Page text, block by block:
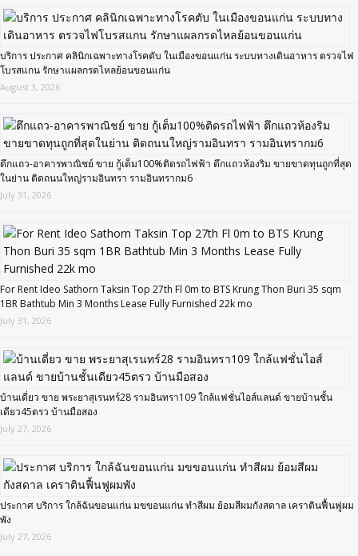
บริการ ประกาศ คลินิกเฉพาะทางโรคตับ ในเมืองขอนแก่น ระบบทางเดินอาหาร ตรวจไฟ
โบรสแกน รักษาแผลกรดไหลย้อนขอนแก่น
August 3, 2026
ตึกแถว-อาคารพาณิชย์ ขาย กู้เต็ม100%ติดรถไฟฟ้า ตึกแถวห้องริม ขายขาดทุนถูกที่สุด
ในย่าน ติดถนนใหญ่รามอินทรา รามอินทรากม6
July 31, 2026
For Rent Ideo Sathorn Taksin Top 27th Fl 0m to BTS Krung Thon Buri 35 sqm
1BR Bathtub Min 3 Months Lease Fully Furnished 22k mo
July 31, 2026
บ้านเดี่ยว ขาย พระยาสุเรนทร์28 รามอินทรา109 ใกล้แฟชั่นไอส์แลนด์ ขายบ้านชั้น
เดียว45ตรว บ้านมือสอง
July 27, 2026
ประกาศ บริการ ใกล้ฉันขอนแก่น มขขอนแก่น ทำสีผม ย้อมสีผมกังสดาล เคราตินฟื้นฟูผม
พัง
July 27, 2026